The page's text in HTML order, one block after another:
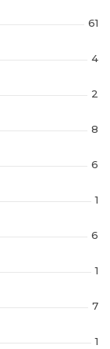
61
4
2
8
6
1
6
1
7
1